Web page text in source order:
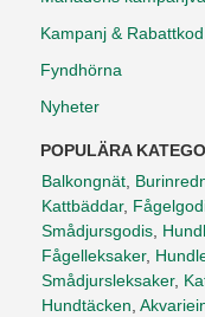
Kampanj & Rabattkod
Fyndhörna
Nyheter
POPULÄRA
Balkongnät,
Kattbäddar,
Smådjursgodis,
Fågelleksaker,
Smådjursleksaker,
Hundtäcken,